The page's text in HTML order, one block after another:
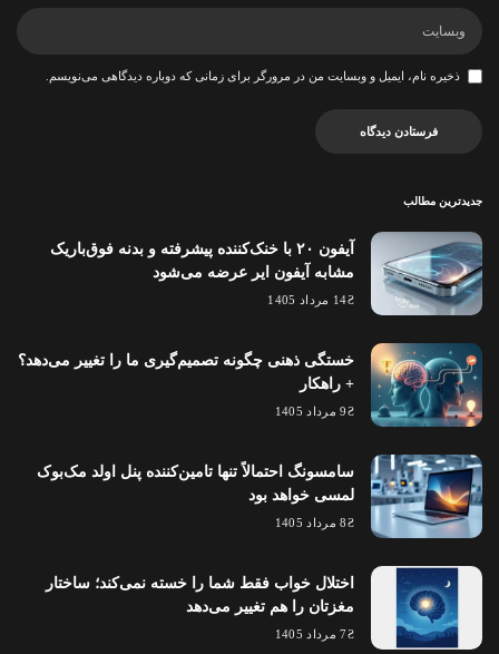
ذخیره نام، ایمیل و وبسایت من در مرورگر برای زمانی که دوباره دیدگاهی می‌نویسم.
جدیدترین مطالب
آیفون ۲۰ با خنک‌کننده پیشرفته و بدنه فوق‌باریک
مشابه آیفون ایر عرضه می‌شود
14 مرداد 1405
خستگی ذهنی چگونه تصمیم‌گیری ما را تغییر می‌دهد؟
+ راهکار
9 مرداد 1405
سامسونگ احتمالاً تنها تامین‌کننده پنل اولد مک‌بوک
لمسی خواهد بود
8 مرداد 1405
اختلال خواب فقط شما را خسته نمی‌کند؛ ساختار
مغزتان را هم تغییر می‌دهد
7 مرداد 1405